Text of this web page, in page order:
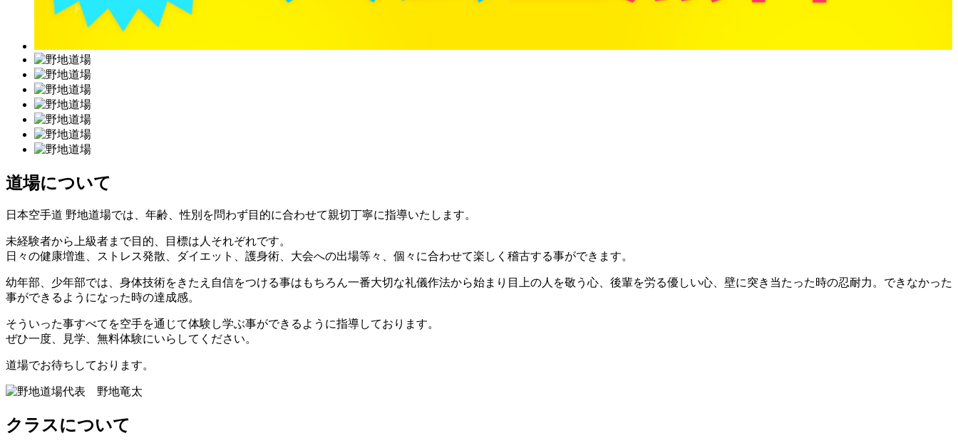
道場について
日本空手道 野地道場では、年齢、性別を問わず目的に合わせて親切丁寧に指導いたします。
未経験者から上級者まで目的、目標は人それぞれです。
日々の健康増進、ストレス発散、ダイエット、護身術、大会への出場等々、個々に合わせて楽しく稽古する事ができます。
幼年部、少年部では、身体技術をきたえ自信をつける事はもちろん一番大切な礼儀作法から始まり目上の人を敬う心、後輩を労る優しい心、壁に突き当たった時の忍耐力。できなかった
事ができるようになった時の達成感。
そういった事すべてを空手を通じて体験し学ぶ事ができるように指導しております。
ぜひ一度、見学、無料体験にいらしてください。
道場でお待ちしております。
クラスについて